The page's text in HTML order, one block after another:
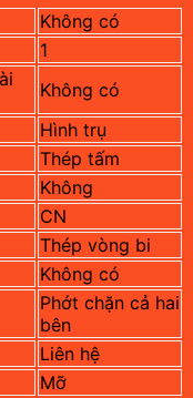
Không có
1
Không có
Hình trụ
Thép tấm
Không
CN
Thép vòng bi
Không có
Phớt chặn cả hai
bên
Liên hệ
Mỡ